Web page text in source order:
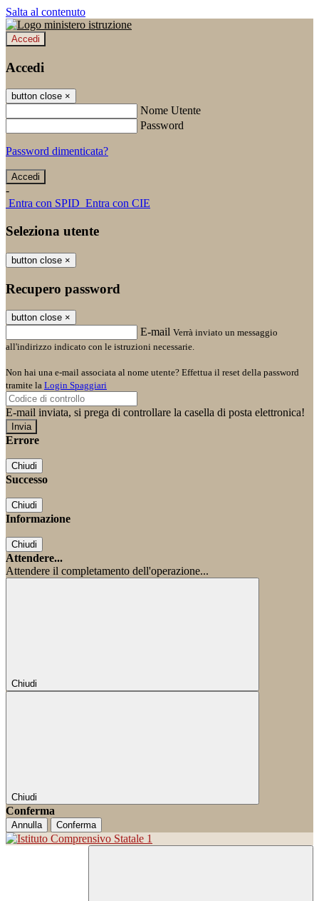
Salta al contenuto
Accedi
Accedi
button close ×
Nome Utente
Password
Password dimenticata?
-
Entra con SPID Entra con CIE
Seleziona utente
button close ×
Recupero password
button close ×
E-mail Verrà inviato un messaggio
all'indirizzo indicato con le istruzioni necessarie.
Non hai una e-mail associata al nome utente? Effettua il reset della password
tramite la Login Spaggiari
E-mail inviata, si prega di controllare la casella di posta elettronica!
Errore
Chiudi
Successo
Chiudi
Informazione
Chiudi
Attendere...
Attendere il completamento dell'operazione...
Chiudi
Chiudi
Conferma
Annulla Conferma